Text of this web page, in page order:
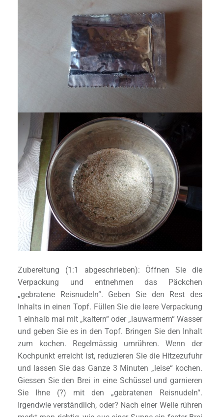
Zubereitung (1:1 abgeschrieben): Öffnen Sie die
Verpackung und entnehmen das Päckchen
„gebratene Reisnudeln“. Geben Sie den Rest des
Inhalts in einen Topf. Füllen Sie die leere Verpackung
1 einhalb mal mit „kaltern“ oder „lauwarmem“ Wasser
und geben Sie es in den Topf. Bringen Sie den Inhalt
zum kochen. Regelmässig umrühren. Wenn der
Kochpunkt erreicht ist, reduzieren Sie die Hitzezufuhr
und lassen Sie das Ganze 3 Minuten „leise“ kochen.
Giessen Sie den Brei in eine Schüssel und garnieren
Sie Ihne (?) mit den „gebratenen Reisnudeln“.
Irgendwie verständlich, oder? Nach einer Weile rühren